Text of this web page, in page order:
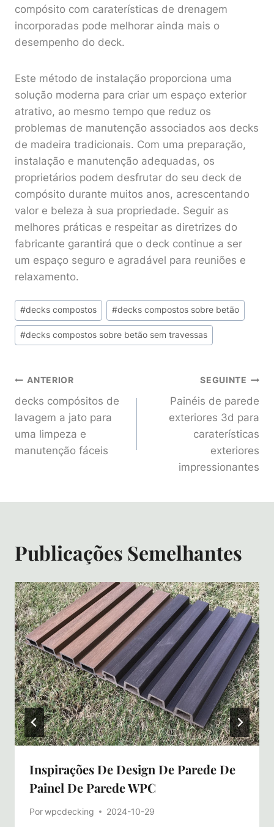
compósito com caraterísticas de drenagem
incorporadas pode melhorar ainda mais o
desempenho do deck.
Este método de instalação proporciona uma
solução moderna para criar um espaço exterior
atrativo, ao mesmo tempo que reduz os
problemas de manutenção associados aos decks
de madeira tradicionais. Com uma preparação,
instalação e manutenção adequadas, os
proprietários podem desfrutar do seu deck de
compósito durante muitos anos, acrescentando
valor e beleza à sua propriedade. Seguir as
melhores práticas e respeitar as diretrizes do
fabricante garantirá que o deck continue a ser
um espaço seguro e agradável para reuniões e
relaxamento.
Post
Tags:
#decks compostos #decks compostos sobre betão
#decks compostos sobre betão sem travessas
Navegação
De
Artigos
ANTERIOR
decks compósitos de
lavagem a jato para
uma limpeza e
manutenção fáceis
SEGUINTE
Painéis de parede
exteriores 3d para
caraterísticas
exteriores
impressionantes
Publicações Semelhantes
Inspirações De Design De Parede De
Painel De Parede WPC
Porwpcdecking 2024-10-29